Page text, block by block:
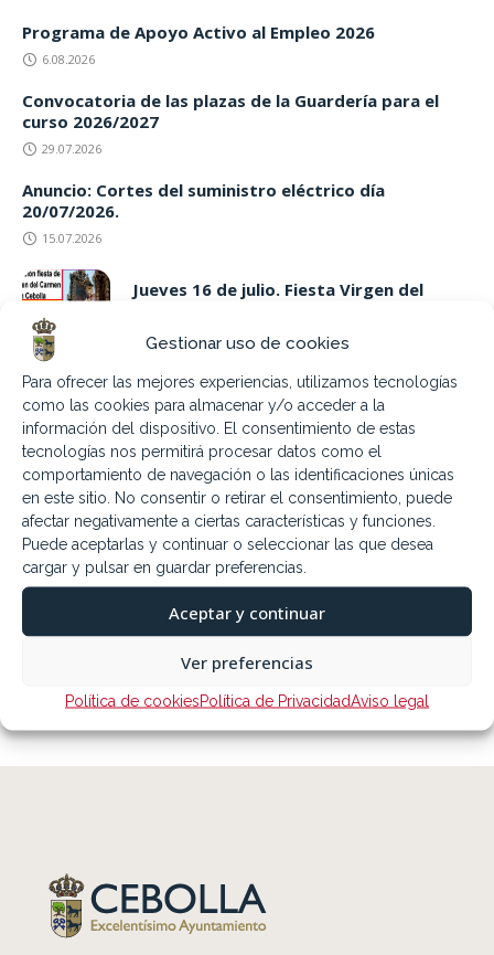
Gestionar uso de cookies
Para ofrecer las mejores experiencias, utilizamos tecnologías
como las cookies para almacenar y/o acceder a la
información del dispositivo. El consentimiento de estas
tecnologías nos permitirá procesar datos como el
comportamiento de navegación o las identificaciones únicas
en este sitio. No consentir o retirar el consentimiento, puede
afectar negativamente a ciertas características y funciones.
Puede aceptarlas y continuar o seleccionar las que desea
cargar y pulsar en guardar preferencias.
Aceptar y continuar
Ver preferencias
Política de cookiesPolítica de PrivacidadAviso legal
Programa de Apoyo Activo al Empleo 2026
6.08.2026
Convocatoria de las plazas de la Guardería para el
curso 2026/2027
29.07.2026
Anuncio: Cortes del suministro eléctrico día
20/07/2026.
15.07.2026
Jueves 16 de julio. Fiesta Virgen del
6.07.2026
Sábado 11 de julio. Encuentro Bandas
2026
4.07.2026
9,16,23 y 30 Julio Piscina nocturna
3.07.2026
Sábado 18 de julio «Campechano: Humor
Emérito»
3.07.2026